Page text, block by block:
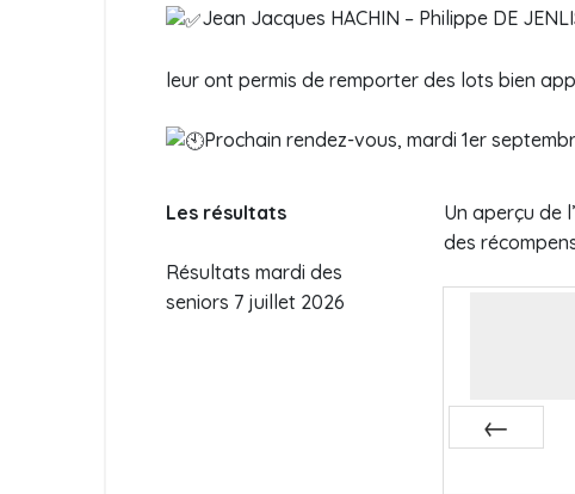
Jean Jacques HACHIN – Philippe DE
leur ont permis de remporter des lots bien
Prochain rendez-vous, mardi 1er
Les résultats
Résultats mardi des
seniors 7 juillet 2026
Un aperçu de
des